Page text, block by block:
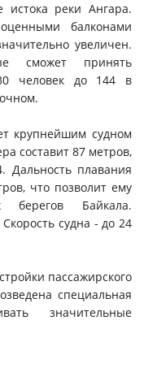
истока реки Ангара.
балконами
увеличен.
сможет принять
человек до 144 в
крупнейшим судном
составит 87 метров,
плавания
что позволит ему
Байкала.
судна - до 24
пассажирского
специальная
значительные